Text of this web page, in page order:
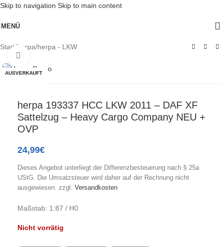
Skip to navigation Skip to main content
MENÜ
Start/herpa/herpa - LKW
AUSVERKAUFT
herpa 193337 HCC LKW 2011 – DAF XF
Sattelzug – Heavy Cargo Company NEU +
OVP
24,99€
Dieses Angebot unterliegt der Differenzbesteuerung nach § 25a
UStG. Die Umsatzsteuer wird daher auf der Rechnung nicht
ausgewiesen. zzgl. Versandkosten
Maßstab: 1:87 / H0
Nicht vorrätig